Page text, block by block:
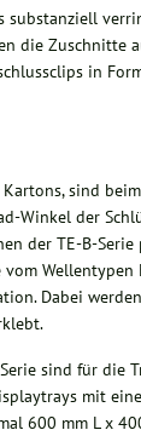
substanziell
die Zuschnitte
in
sind
Winkel der
der TE-B-Serie
Wellentypen
Dabei
sind für die
mit
600 mm L x